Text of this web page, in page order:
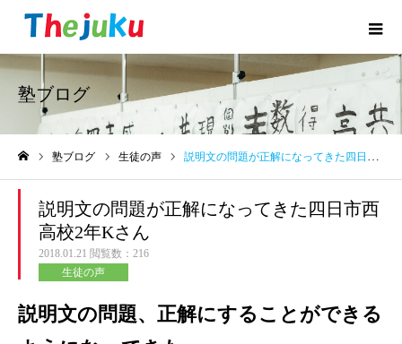
塾ブログ
塾ブログ 生徒の声 説明文の問題が正解になってきた四日市西高校2年Kさん
説明文の問題が正解になってきた四日市西
高校2年Kさん
2018.01.21 閲覧数：216
生徒の声
説明文の問題、正解にすることができる